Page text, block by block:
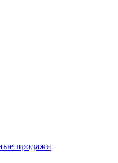
продажи